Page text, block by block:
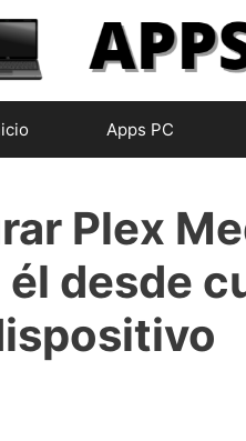
Apps PC
Plex
desde